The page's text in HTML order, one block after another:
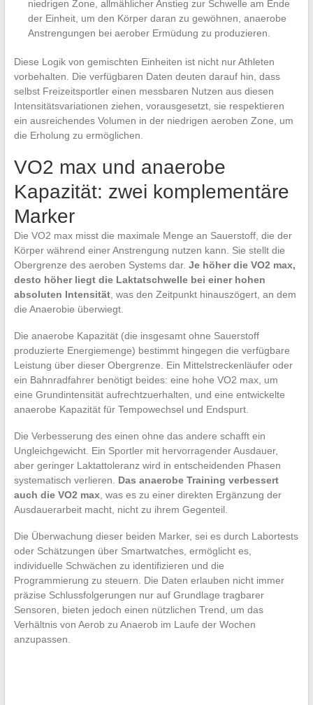
niedrigen Zone, allmählicher Anstieg zur Schwelle am Ende
der Einheit, um den Körper daran zu gewöhnen, anaerobe
Anstrengungen bei aerober Ermüdung zu produzieren.
Diese Logik von gemischten Einheiten ist nicht nur Athleten
vorbehalten. Die verfügbaren Daten deuten darauf hin, dass
selbst Freizeitsportler einen messbaren Nutzen aus diesen
Intensitätsvariationen ziehen, vorausgesetzt, sie respektieren
ein ausreichendes Volumen in der niedrigen aeroben Zone, um
die Erholung zu ermöglichen.
VO2 max und anaerobe
Kapazität: zwei komplementäre
Marker
Die VO2 max misst die maximale Menge an Sauerstoff, die der
Körper während einer Anstrengung nutzen kann. Sie stellt die
Obergrenze des aeroben Systems dar. Je höher die VO2 max,
desto höher liegt die Laktatschwelle bei einer hohen
absoluten Intensität, was den Zeitpunkt hinauszögert, an dem
die Anaerobie überwiegt.
Die anaerobe Kapazität (die insgesamt ohne Sauerstoff
produzierte Energiemenge) bestimmt hingegen die verfügbare
Leistung über dieser Obergrenze. Ein Mittelstreckenläufer oder
ein Bahnradfahrer benötigt beides: eine hohe VO2 max, um
eine Grundintensität aufrechtzuerhalten, und eine entwickelte
anaerobe Kapazität für Tempowechsel und Endspurt.
Die Verbesserung des einen ohne das andere schafft ein
Ungleichgewicht. Ein Sportler mit hervorragender Ausdauer,
aber geringer Laktattoleranz wird in entscheidenden Phasen
systematisch verlieren. Das anaerobe Training verbessert
auch die VO2 max, was es zu einer direkten Ergänzung der
Ausdauerarbeit macht, nicht zu ihrem Gegenteil.
Die Überwachung dieser beiden Marker, sei es durch Labortests
oder Schätzungen über Smartwatches, ermöglicht es,
individuelle Schwächen zu identifizieren und die
Programmierung zu steuern. Die Daten erlauben nicht immer
präzise Schlussfolgerungen nur auf Grundlage tragbarer
Sensoren, bieten jedoch einen nützlichen Trend, um das
Verhältnis von Aerob zu Anaerob im Laufe der Wochen
anzupassen.